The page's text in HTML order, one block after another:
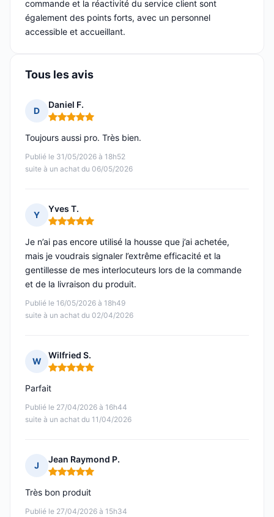
commande et la réactivité du service client sont
également des points forts, avec un personnel
accessible et accueillant.
Tous les avis
D
Daniel F.
Note : 5 sur 5
Publié le 31/05/2026 à 18h52
suite à un achat du 06/05/2026
Toujours aussi pro. Très bien.
Y
Yves T.
Note : 5 sur 5
Publié le 16/05/2026 à 18h49
suite à un achat du 02/04/2026
Je n’ai pas encore utilisé la housse que j’ai achetée,
mais je voudrais signaler l’extrême efficacité et la
gentillesse de mes interlocuteurs lors de la commande
et de la livraison du produit.
W
Wilfried S.
Note : 5 sur 5
Publié le 27/04/2026 à 16h44
suite à un achat du 11/04/2026
Parfait
J
Jean Raymond P.
Note : 5 sur 5
Publié le 27/04/2026 à 15h34
Très bon produit